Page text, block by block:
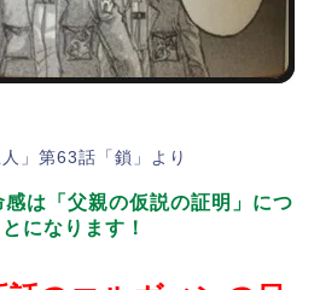
人」第63話「鎖」より
は「父親の仮説の証明」につ
になります！